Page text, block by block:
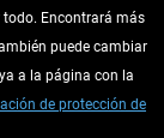
Encontrará más
puede cambiar
a la página con la
de protección de